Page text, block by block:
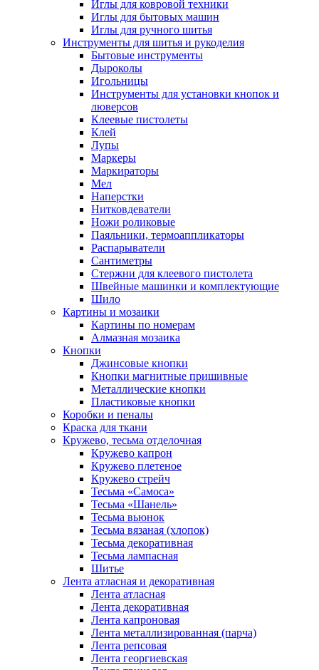
Иглы для ковровой техники
Иглы для бытовых машин
Иглы для ручного шитья
Инструменты для шитья и рукоделия
Бытовые инструменты
Дыроколы
Игольницы
Инструменты для установки кнопок и
люверсов
Клеевые пистолеты
Клей
Лупы
Маркеры
Маркираторы
Мел
Наперстки
Нитковдеватели
Ножи роликовые
Паяльники, термоаппликаторы
Распарыватели
Сантиметры
Стержни для клеевого пистолета
Швейные машинки и комплектующие
Шило
Картины и мозаики
Картины по номерам
Алмазная мозаика
Кнопки
Джинсовые кнопки
Кнопки магнитные пришивные
Металлические кнопки
Пластиковые кнопки
Коробки и пеналы
Краска для ткани
Кружево, тесьма отделочная
Кружево капрон
Кружево плетеное
Кружево стрейч
Тесьма «Самоса»
Тесьма «Шанель»
Тесьма вьюнок
Тесьма вязаная (хлопок)
Тесьма декоративная
Тесьма лампасная
Шитье
Лента атласная и декоративная
Лента атласная
Лента декоративная
Лента капроновая
Лента металлизированная (парча)
Лента репсовая
Лента георгиевская